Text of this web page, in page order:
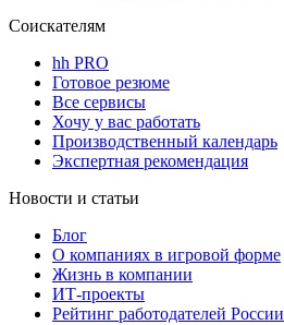
Соискателям
hh PRO
Готовое резюме
Все сервисы
Хочу у вас работать
Производственный календарь
Экспертная рекомендация
Новости и статьи
Блог
О компаниях в игровой форме
Жизнь в компании
ИТ-проекты
Рейтинг работодателей России